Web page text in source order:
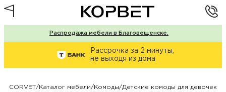
Распродажа мебели в Благовещенске.
Рассрочка за 2 минуты,
не выходя из дома
CORVET/Каталог мебели/Комоды/Детские комоды для девочек